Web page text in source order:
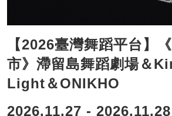
【2026臺灣舞蹈平台】
市》滯留島舞蹈劇場＆
Light＆ONIKHO
2026.11.27 - 2026.11.28